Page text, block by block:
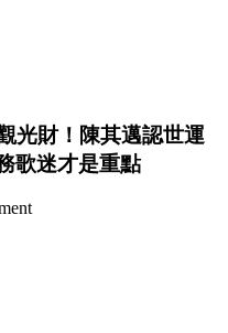
光財！陳其邁認世運
歌迷才是重點